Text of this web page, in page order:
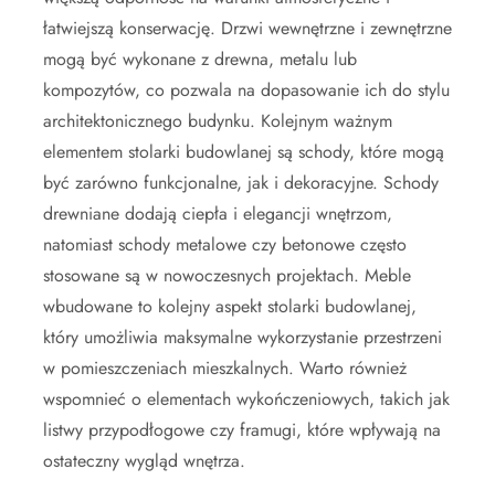
łatwiejszą konserwację. Drzwi wewnętrzne i zewnętrzne
mogą być wykonane z drewna, metalu lub
kompozytów, co pozwala na dopasowanie ich do stylu
architektonicznego budynku. Kolejnym ważnym
elementem stolarki budowlanej są schody, które mogą
być zarówno funkcjonalne, jak i dekoracyjne. Schody
drewniane dodają ciepła i elegancji wnętrzom,
natomiast schody metalowe czy betonowe często
stosowane są w nowoczesnych projektach. Meble
wbudowane to kolejny aspekt stolarki budowlanej,
który umożliwia maksymalne wykorzystanie przestrzeni
w pomieszczeniach mieszkalnych. Warto również
wspomnieć o elementach wykończeniowych, takich jak
listwy przypodłogowe czy framugi, które wpływają na
ostateczny wygląd wnętrza.